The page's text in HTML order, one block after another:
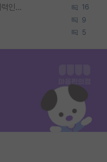
박사진학하기에 2억은 괜찮은 (?) 정도의 경제력인가요 16
9
5